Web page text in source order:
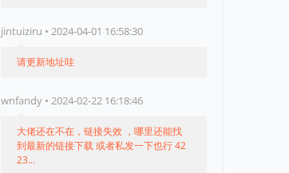
jintuiziru • 2024-04-01 16:58:30
请更新地址哇
wnfandy • 2024-02-22 16:18:46
大佬还在不在，链接失效 ，哪里还能找
到最新的链接下载 或者私发一下也行 42
23...